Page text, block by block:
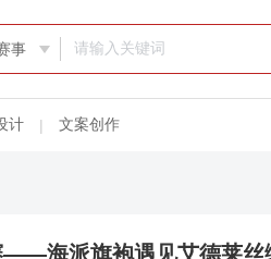
事 
计 | 文案创作
——海派旗袍遇见艾德莱丝